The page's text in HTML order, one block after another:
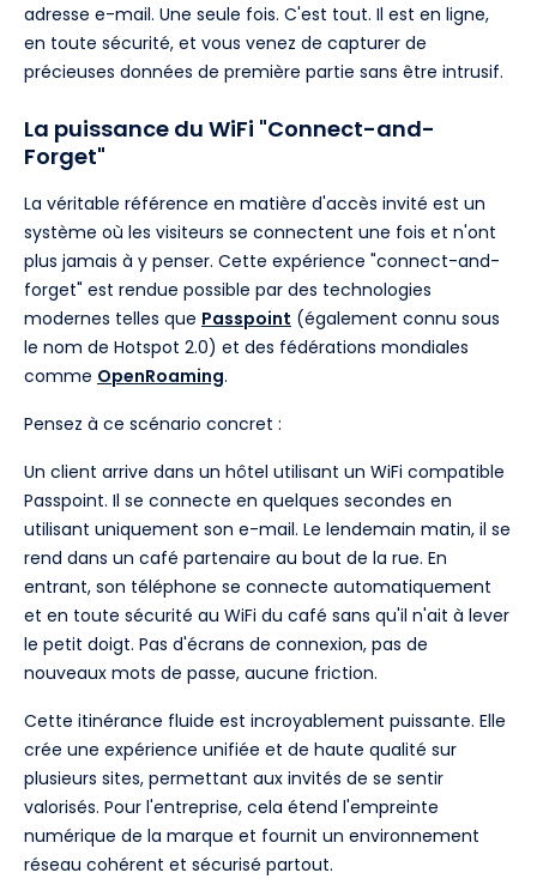
adresse e-mail. Une seule fois. C'est tout. Il est en ligne,
en toute sécurité, et vous venez de capturer de
précieuses données de première partie sans être intrusif.
La puissance du WiFi "Connect-and-
Forget"
La véritable référence en matière d'accès invité est un
système où les visiteurs se connectent une fois et n'ont
plus jamais à y penser. Cette expérience "connect-and-
forget" est rendue possible par des technologies
modernes telles que Passpoint (également connu sous
le nom de Hotspot 2.0) et des fédérations mondiales
comme OpenRoaming.
Pensez à ce scénario concret :
Un client arrive dans un hôtel utilisant un WiFi compatible
Passpoint. Il se connecte en quelques secondes en
utilisant uniquement son e-mail. Le lendemain matin, il se
rend dans un café partenaire au bout de la rue. En
entrant, son téléphone se connecte automatiquement
et en toute sécurité au WiFi du café sans qu'il n'ait à lever
le petit doigt. Pas d'écrans de connexion, pas de
nouveaux mots de passe, aucune friction.
Cette itinérance fluide est incroyablement puissante. Elle
crée une expérience unifiée et de haute qualité sur
plusieurs sites, permettant aux invités de se sentir
valorisés. Pour l'entreprise, cela étend l'empreinte
numérique de la marque et fournit un environnement
réseau cohérent et sécurisé partout.